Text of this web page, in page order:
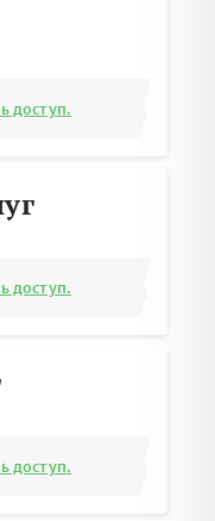
доступ.
доступ.
доступ.